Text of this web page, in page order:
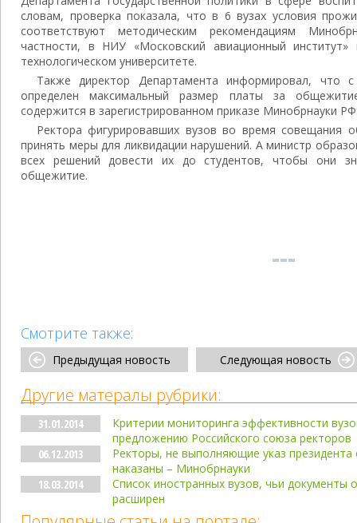
словам, проверка показала, что в 6 вузах условия
соответствуют методическим рекомендациям
частности, в НИУ «Московский авиационный институт»
технологическом университете.
Также директор Департамента информировал, что
определен максимальный размер платы за
содержится в зарегистрированном приказе Минобрнауки
Ректора фигурировавших вузов во время совещания
принять меры для ликвидации нарушений. А министр
всех решений довести их до студентов, чтобы они
общежитие.
Смотрите также:
Предыдущая новость Следующая новость
Другие матералы рубрики:
31.01.2014
Критерии мониторинга эффективности
предложению Российского союза ректоров
06.12.2013
Ректоры, не выполняющие указ
наказаны – Минобрнауки
18.03.2014
Список иностранных вузов, чьи
расширен